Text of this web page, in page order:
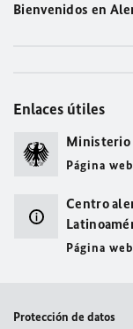
Bienvenidos en
Enlaces útiles
Ministerio
Página
Centro
Página
Protección de datos